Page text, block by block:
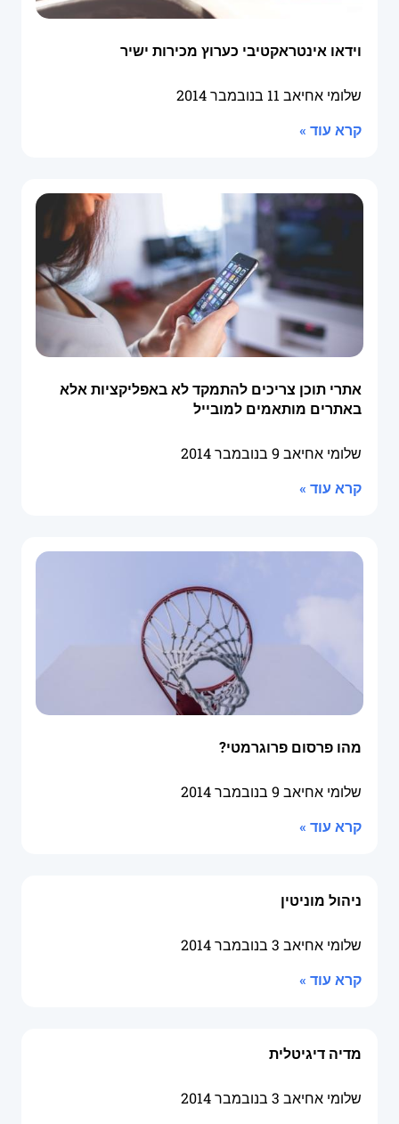
וידאו אינטראקטיבי כערוץ מכירות ישיר
שלומי אחיאב 11 בנובמבר 2014
קרא עוד »
אתרי תוכן צריכים להתמקד לא באפליקציות אלא
באתרים מותאמים למובייל
שלומי אחיאב 9 בנובמבר 2014
קרא עוד »
מהו פרסום פרוגרמטי?
שלומי אחיאב 9 בנובמבר 2014
קרא עוד »
ניהול מוניטין
שלומי אחיאב 3 בנובמבר 2014
קרא עוד »
מדיה דיגיטלית
שלומי אחיאב 3 בנובמבר 2014